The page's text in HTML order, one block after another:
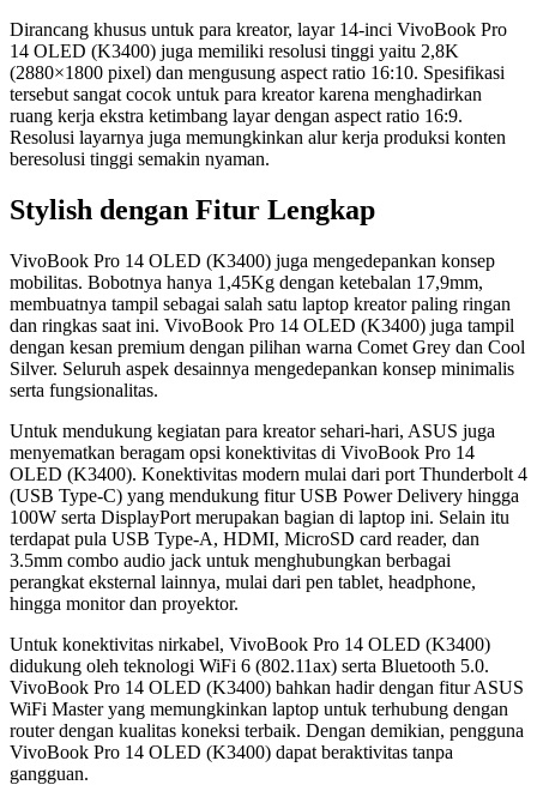
Dirancang khusus untuk para kreator, layar 14-inci VivoBook Pro
14 OLED (K3400) juga memiliki resolusi tinggi yaitu 2,8K
(2880×1800 pixel) dan mengusung aspect ratio 16:10. Spesifikasi
tersebut sangat cocok untuk para kreator karena menghadirkan
ruang kerja ekstra ketimbang layar dengan aspect ratio 16:9.
Resolusi layarnya juga memungkinkan alur kerja produksi konten
beresolusi tinggi semakin nyaman.
Stylish dengan Fitur Lengkap
VivoBook Pro 14 OLED (K3400) juga mengedepankan konsep
mobilitas. Bobotnya hanya 1,45Kg dengan ketebalan 17,9mm,
membuatnya tampil sebagai salah satu laptop kreator paling ringan
dan ringkas saat ini. VivoBook Pro 14 OLED (K3400) juga tampil
dengan kesan premium dengan pilihan warna Comet Grey dan Cool
Silver. Seluruh aspek desainnya mengedepankan konsep minimalis
serta fungsionalitas.
Untuk mendukung kegiatan para kreator sehari-hari, ASUS juga
menyematkan beragam opsi konektivitas di VivoBook Pro 14
OLED (K3400). Konektivitas modern mulai dari port Thunderbolt 4
(USB Type-C) yang mendukung fitur USB Power Delivery hingga
100W serta DisplayPort merupakan bagian di laptop ini. Selain itu
terdapat pula USB Type-A, HDMI, MicroSD card reader, dan
3.5mm combo audio jack untuk menghubungkan berbagai
perangkat eksternal lainnya, mulai dari pen tablet, headphone,
hingga monitor dan proyektor.
Untuk konektivitas nirkabel, VivoBook Pro 14 OLED (K3400)
didukung oleh teknologi WiFi 6 (802.11ax) serta Bluetooth 5.0.
VivoBook Pro 14 OLED (K3400) bahkan hadir dengan fitur ASUS
WiFi Master yang memungkinkan laptop untuk terhubung dengan
router dengan kualitas koneksi terbaik. Dengan demikian, pengguna
VivoBook Pro 14 OLED (K3400) dapat beraktivitas tanpa
gangguan.